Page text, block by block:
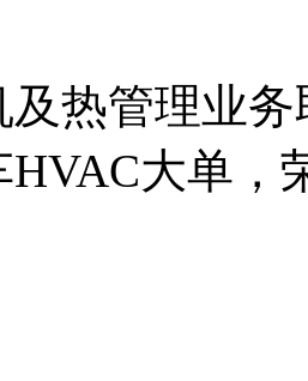
热管理业
大单，